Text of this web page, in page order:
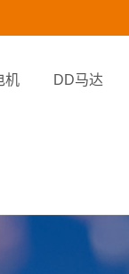
机 DD马达